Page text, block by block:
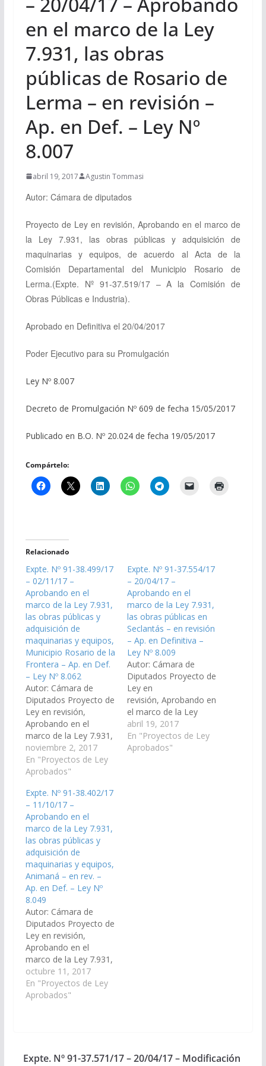
en el marco de la Ley
7.931, las obras
públicas de Rosario de
Lerma – en revisión –
Ap. en Def. – Ley Nº
8.007
abril 19, 2017 Agustin Tommasi
Autor: Cámara de diputados
Proyecto de Ley en revisión, Aprobando en el marco de
la Ley 7.931, las obras públicas y adquisición de
maquinarias y equipos, de acuerdo al Acta de la
Comisión Departamental del Municipio Rosario de
Lerma.(Expte. Nº 91-37.519/17 – A la Comisión de
Obras Públicas e Industria).
Aprobado en Definitiva el 20/04/2017
Poder Ejecutivo para su Promulgación
Ley Nº 8.007
Decreto de Promulgación Nº 609 de fecha 15/05/2017
Publicado en B.O. Nº 20.024 de fecha 19/05/2017
Compártelo:
Relacionado
Expte. Nº 91-38.499/17
– 02/11/17 –
Aprobando en el
marco de la Ley 7.931,
las obras públicas y
adquisición de
maquinarias y equipos,
Municipio Rosario de la
Frontera – Ap. en Def.
– Ley Nº 8.062
Autor: Cámara de
Diputados Proyecto de
Ley en revisión,
Aprobando en el
marco de la Ley 7.931,
las obras públicas y
adquisición de
maquinarias y equipos,
la Comisión
departamental del
Municipio Rosario de la
Frontera. (Expte. Nº 91-
38.499/17 – A la
Comisión de Obras
Públicas…
noviembre 2, 2017
En "Proyectos de Ley
Aprobados"
Expte. Nº 91-37.554/17
– 20/04/17 –
Aprobando en el
marco de la Ley 7.931,
las obras públicas en
Seclantás – en revisión
– Ap. en Definitiva –
Ley Nº 8.009
Autor: Cámara de
Diputados Proyecto de
Ley en
revisión, Aprobando en
el marco de la Ley
7.931, las obras
públicas y adquisición
de maquinarias y
abril 19, 2017
En "Proyectos de Ley
Aprobados"
Expte. Nº 91-38.402/17
– 11/10/17 –
Aprobando en el
marco de la Ley 7.931,
las obras públicas y
adquisición de
maquinarias y equipos,
Animaná – en rev. –
Ap. en Def. – Ley Nº
8.049
Autor: Cámara de
Diputados Proyecto de
Ley en revisión,
Aprobando en el
marco de la Ley 7.931,
las obras públicas y
adquisición de
maquinarias y equipos,
(Expte. Nº 91-
octubre 11, 2017
En "Proyectos de Ley
Aprobados"
Expte. Nº 91-37.571/17 – 20/04/17 – Modificación